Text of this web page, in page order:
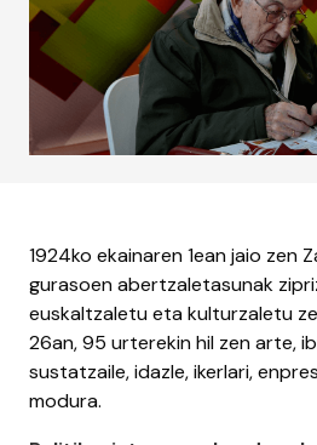
1924ko ekainaren 1ean jaio zen
gurasoen abertzaletasunak
euskaltzaletu eta kulturzaletu
26an, 95 urterekin hil zen arte,
sustatzaile, idazle, ikerlari,
modura.